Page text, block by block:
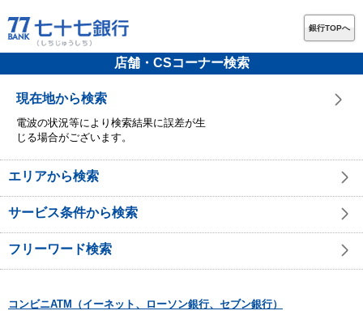
銀行TOPへ
店舗・CSコーナー検索
現在地から検索
電波の状況等により検索結果に誤差が生
じる場合がございます。
エリアから検索
サービス条件から検索
フリーワード検索
コンビニATM（イーネット、ローソン銀行、セブン銀行）